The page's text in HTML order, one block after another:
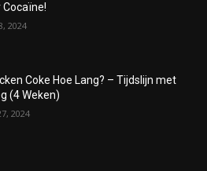
Cocaïne!
2024
Coke Hoe Lang? – Tijdslijn met
(4 Weken)
2024